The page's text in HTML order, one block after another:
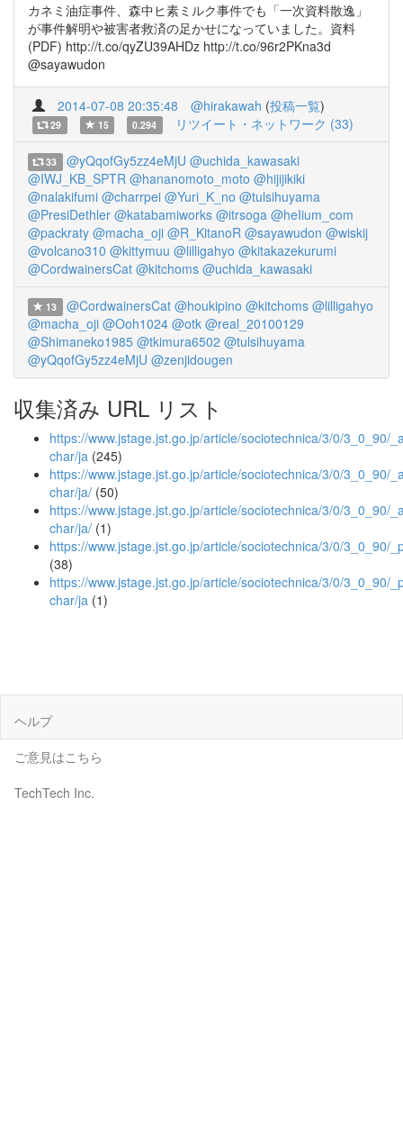
カネミ油症事件、森中ヒ素ミルク事件でも「一次資料散逸」
が事件解明や被害者救済の足かせになっていました。資料
(PDF) http://t.co/qyZU39AHDz http://t.co/96r2PKna3d
@sayawudon
2014-07-08 20:35:48 @hirakawah (投稿一覧)
29 15 0.294 リツイート・ネットワーク (33)
33 @yQqofGy5zz4eMjU @uchida_kawasaki
@IWJ_KB_SPTR @hananomoto_moto @hijijikiki
@nalakifumi @charrpei @Yuri_K_no @tulsihuyama
@PresiDethler @katabamiworks @itrsoga @heIium_com
@packraty @macha_oji @R_KitanoR @sayawudon @wiskij
@volcano310 @kittymuu @lilligahyo @kitakazekurumi
@CordwainersCat @kitchoms @uchida_kawasaki
13 @CordwainersCat @houkipino @kitchoms @lilligahyo
@macha_oji @Ooh1024 @otk @real_20100129
@Shimaneko1985 @tkimura6502 @tulsihuyama
@yQqofGy5zz4eMjU @zenjidougen
収集済み URL リスト
https://www.jstage.jst.go.jp/article/sociotechnica/3/0/3_0_90/
char/ja (245)
https://www.jstage.jst.go.jp/article/sociotechnica/3/0/3_0_90/
char/ja/ (50)
https://www.jstage.jst.go.jp/article/sociotechnica/3/0/3_0_90/
char/ja/ (1)
https://www.jstage.jst.go.jp/article/sociotechnica/3/0/3_0_90/
(38)
https://www.jstage.jst.go.jp/article/sociotechnica/3/0/3_0_90/
char/ja (1)
ヘルプ
ご意見はこちら
TechTech Inc.